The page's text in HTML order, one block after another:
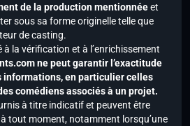
de la production mentionnéeet
sous sa forme originelle telle que
de casting.
la vérification et à l’enrichissement
ne peut garantir l’exactitude
informations, en particulier celles
comédiens associés à un projet.
à titre indicatif et peuvent être
tout moment, notamment lorsqu’une